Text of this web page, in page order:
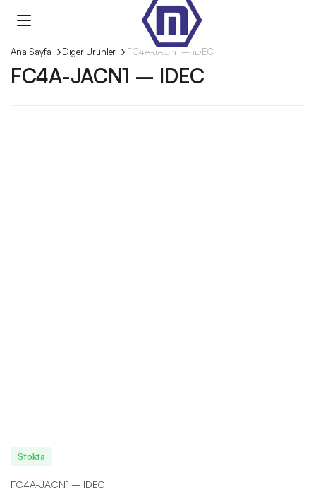
Ana Sayfa Diger Ürünler FC4A-JACN1 – IDEC
FC4A-JACN1 – IDEC
Stokta
FC4A-JACN1 – IDEC